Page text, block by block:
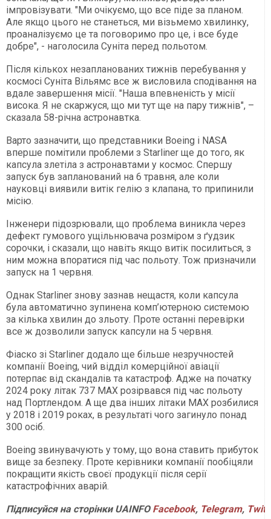
імпровізувати. "Ми очікуємо, що все піде за планом.
Але якщо цього не станеться, ми візьмемо хвилинку,
проаналізуємо це та поговоримо про це, і все буде
добре", - наголосила Суніта перед польотом.
Після кількох незапланованих тижнів перебування у
космосі Суніта Вільямс все ж висловила сподівання на
вдале завершення місії. "Наша впевненість у місії
висока. Я не скаржуся, що ми тут ще на пару тижнів", –
сказала 58-річна астронавтка.
Варто зазначити, що представники Boeing і NASA
вперше помітили проблеми з Starliner ще до того, як
капсула злетіла з астронавтами у космос. Спершу
запуск був запланований на 6 травня, але коли
науковці виявили витік гелію з клапана, то припинили
місію.
Інженери підозрювали, що проблема виникла через
дефект гумового ущільнювача розміром з ґудзик
сорочки, і сказали, що навіть якщо витік посилиться, з
ним можна впоратися під час польоту. Тож призначили
запуск на 1 червня.
Однак Starliner знову зазнав нещастя, коли капсула
була автоматично зупинена комп’ютерною системою
за кілька хвилин до зльоту. Проте останні перевірки
все ж дозволили запуск капсули на 5 червня.
Фіаско зі Starliner додало ще більше незручностей
компанії Boeing, чий відділ комерційної авіації
потерпає від скандалів та катастроф. Адже на початку
2024 року літак 737 MAX розірвався під час польоту
над Портлендом. А ще два інших літаки MAX розбилися
у 2018 і 2019 роках, в результаті чого загинуло понад
300 осіб.
Boeing звинувачують у тому, що вона ставить прибуток
вище за безпеку. Проте керівники компанії пообіцяли
покращити якість своєї продукції після серії
катастрофічних аварій.
ПідписуйсянасторінкиUAINFO Facebook, Telegram,